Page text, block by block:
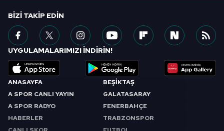
hazırlanmış Aydınlatma Metnimizi okumak ve sitemizde
almak için lütfen
tıklayınız .
ANASAYFA
A SPOR CANLI YAYIN
A SPOR RADYO
HABERLER
BEŞİKTAŞ
GALATASARAY
FENERBAHÇE
TRABZONSPOR
BIZI TAKIP EDIN
UYGULAMALARIMIZI İNDİRİN!